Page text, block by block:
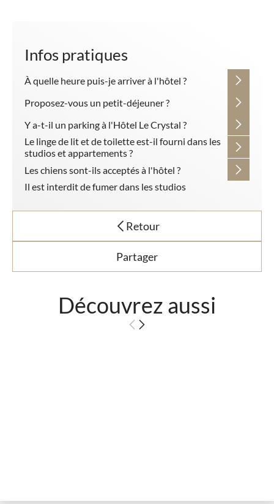
Infos pratiques
À quelle heure puis-je arriver à l'hôtel ?
Proposez-vous un petit-déjeuner ?
Y a-t-il un parking à l'Hôtel Le Crystal ?
Le linge de lit et de toilette est-il fourni dans les
studios et appartements ?
Les chiens sont-ils acceptés à l'hôtel ?
Il est interdit de fumer dans les studios
Retour
Partager
Découvrez aussi